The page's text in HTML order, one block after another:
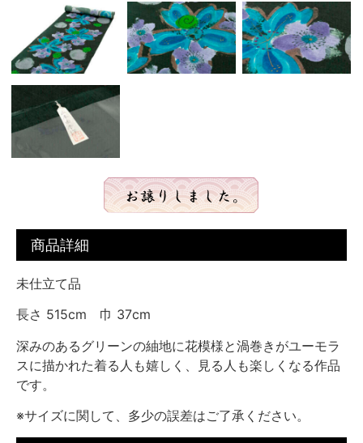
商品詳細
未仕立て品
長さ 515cm 巾 37cm
深みのあるグリーンの紬地に花模様と渦巻きがユーモラ
スに描かれた着る人も嬉しく、見る人も楽しくなる作品
です。
※サイズに関して、多少の誤差はご了承ください。